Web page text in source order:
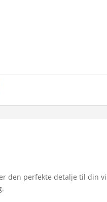
den perfekte detalje til din